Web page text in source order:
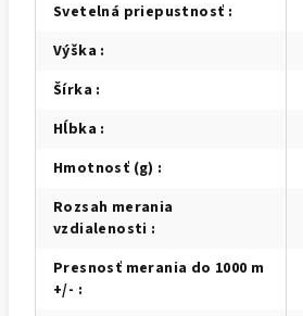
Svetelná priepustnosť :
Výška :
Šírka :
Hĺbka :
Hmotnosť (g) :
Rozsah merania
vzdialenosti :
Presnosť merania do 1000 m
+/- :